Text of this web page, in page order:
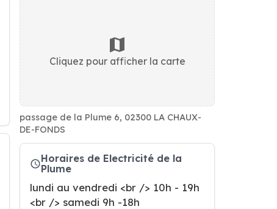
Cliquez pour afficher la carte
passage de la Plume 6, 02300 LA CHAUX-
DE-FONDS
Horaires de Electricité de la
Plume
lundi au vendredi <br /> 10h - 19h
<br /> samedi 9h -18h